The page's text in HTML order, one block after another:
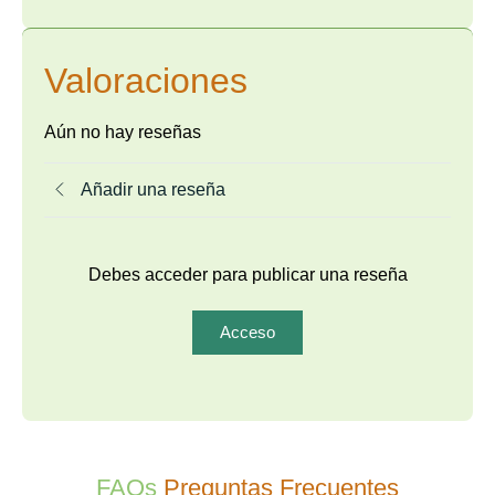
Valoraciones
Aún no hay reseñas
Añadir una reseña
Debes acceder para publicar una reseña
Acceso
FAQs Preguntas Frecuentes